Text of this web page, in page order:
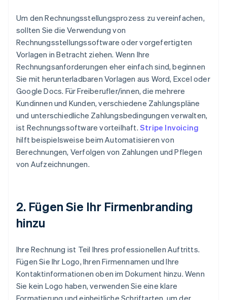
Um den Rechnungsstellungsprozess zu vereinfachen,
sollten Sie die Verwendung von
Rechnungsstellungssoftware oder vorgefertigten
Vorlagen in Betracht ziehen. Wenn Ihre
Rechnungsanforderungen eher einfach sind, beginnen
Sie mit herunterladbaren Vorlagen aus Word, Excel oder
Google Docs. Für Freiberufler/innen, die mehrere
Kundinnen und Kunden, verschiedene Zahlungspläne
und unterschiedliche Zahlungsbedingungen verwalten,
ist Rechnungssoftware vorteilhaft. Stripe Invoicing
hilft beispielsweise beim Automatisieren von
Berechnungen, Verfolgen von Zahlungen und Pflegen
von Aufzeichnungen.
2. Fügen Sie Ihr Firmenbranding
hinzu
Ihre Rechnung ist Teil Ihres professionellen Auftritts.
Fügen Sie Ihr Logo, Ihren Firmennamen und Ihre
Kontaktinformationen oben im Dokument hinzu. Wenn
Sie kein Logo haben, verwenden Sie eine klare